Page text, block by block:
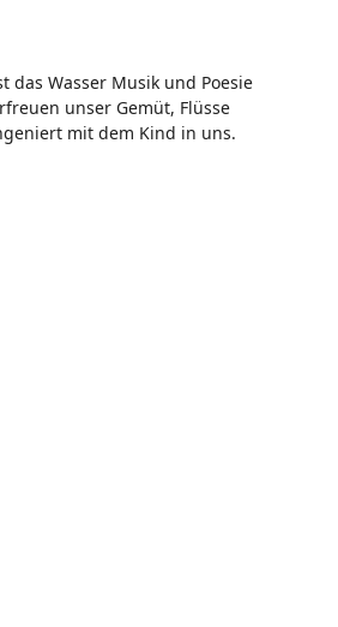
das Wasser Musik und Poesie
unser Gemüt, Flüsse
mit dem Kind in uns.